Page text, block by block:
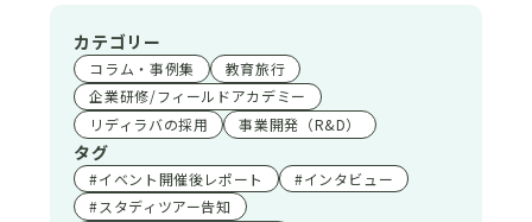
カテゴリー
コラム・事例集
教育旅行
企業研修/フィールドアカデミー
リディラバの採用
事業開発（R&D）
タグ
#イベント開催後レポート
#インタビュー
#スタディツアー告知